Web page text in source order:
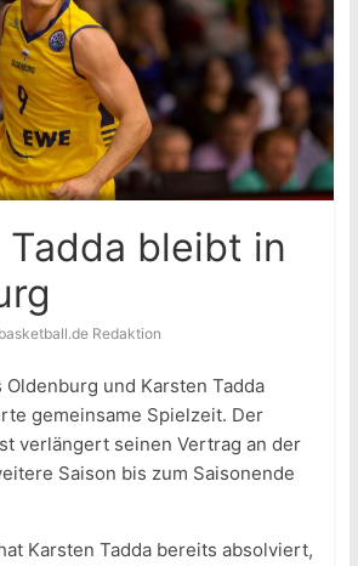
Tadda bleibt in
basketball.de Redaktion
Oldenburg und Karsten Tadda
gemeinsame Spielzeit. Der
verlängert seinen Vertrag an der
Saison bis zum Saisonende
Karsten Tadda bereits absolviert,